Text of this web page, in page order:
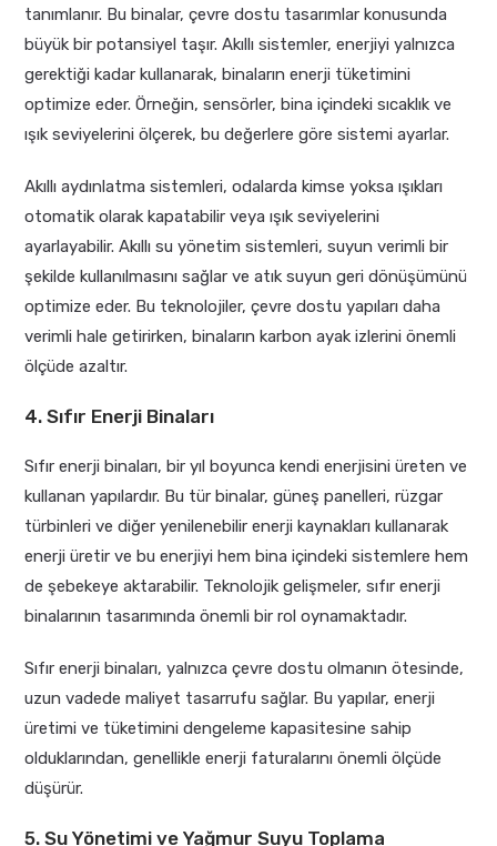
tanımlanır. Bu binalar, çevre dostu tasarımlar konusunda
büyük bir potansiyel taşır. Akıllı sistemler, enerjiyi yalnızca
gerektiği kadar kullanarak, binaların enerji tüketimini
optimize eder. Örneğin, sensörler, bina içindeki sıcaklık ve
ışık seviyelerini ölçerek, bu değerlere göre sistemi ayarlar.
Akıllı aydınlatma sistemleri, odalarda kimse yoksa ışıkları
otomatik olarak kapatabilir veya ışık seviyelerini
ayarlayabilir. Akıllı su yönetim sistemleri, suyun verimli bir
şekilde kullanılmasını sağlar ve atık suyun geri dönüşümünü
optimize eder. Bu teknolojiler, çevre dostu yapıları daha
verimli hale getirirken, binaların karbon ayak izlerini önemli
ölçüde azaltır.
4. Sıfır Enerji Binaları
Sıfır enerji binaları, bir yıl boyunca kendi enerjisini üreten ve
kullanan yapılardır. Bu tür binalar, güneş panelleri, rüzgar
türbinleri ve diğer yenilenebilir enerji kaynakları kullanarak
enerji üretir ve bu enerjiyi hem bina içindeki sistemlere hem
de şebekeye aktarabilir. Teknolojik gelişmeler, sıfır enerji
binalarının tasarımında önemli bir rol oynamaktadır.
Sıfır enerji binaları, yalnızca çevre dostu olmanın ötesinde,
uzun vadede maliyet tasarrufu sağlar. Bu yapılar, enerji
üretimi ve tüketimini dengeleme kapasitesine sahip
olduklarından, genellikle enerji faturalarını önemli ölçüde
düşürür.
5. Su Yönetimi ve Yağmur Suyu Toplama